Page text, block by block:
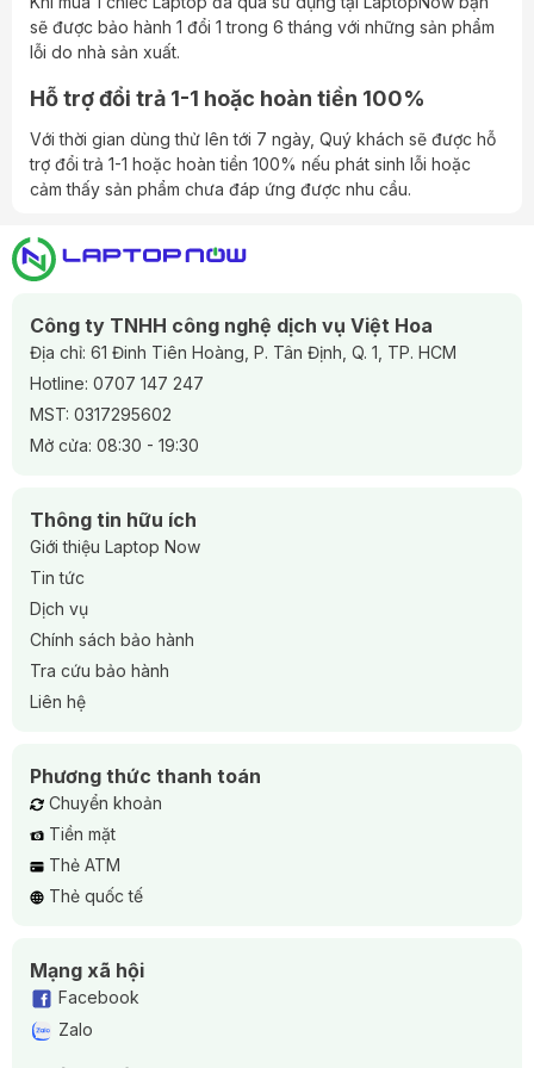
sẽ được bảo hành 1 đổi 1 trong 6 tháng với những sản phẩm
lỗi do nhà sản xuất.
Hỗ trợ đổi trả 1-1 hoặc hoàn tiền 100%
Với thời gian dùng thử lên tới 7 ngày, Quý khách sẽ được hỗ
trợ đổi trả 1-1 hoặc hoàn tiền 100% nếu phát sinh lỗi hoặc
cảm thấy sản phẩm chưa đáp ứng được nhu cầu.
Công ty TNHH công nghệ dịch vụ Việt Hoa
Địa chỉ: 61 Đinh Tiên Hoàng, P. Tân Định, Q. 1, TP. HCM
Hotline: 0707 147 247
MST: 0317295602
Mở cửa: 08:30 - 19:30
Thông tin hữu ích
Giới thiệu Laptop Now
Tin tức
Dịch vụ
Chính sách bảo hành
Tra cứu bảo hành
Liên hệ
Phương thức thanh toán
Chuyển khoản
Tiền mặt
Thẻ ATM
Thẻ quốc tế
Mạng xã hội
Facebook
Zalo